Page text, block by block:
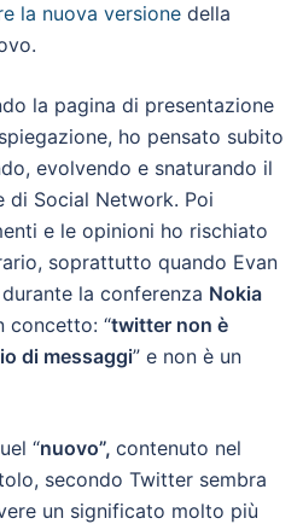
la nuova versione della
la pagina di presentazione
ho pensato subito
evolvendo e snaturando il
di Social Network. Poi
e le opinioni ho rischiato
soprattutto quando Evan
la conferenza Nokia
concetto: “twitter non è
di messaggi” e non è un
“nuovo”, contenuto nel
secondo Twitter sembra
un significato molto più